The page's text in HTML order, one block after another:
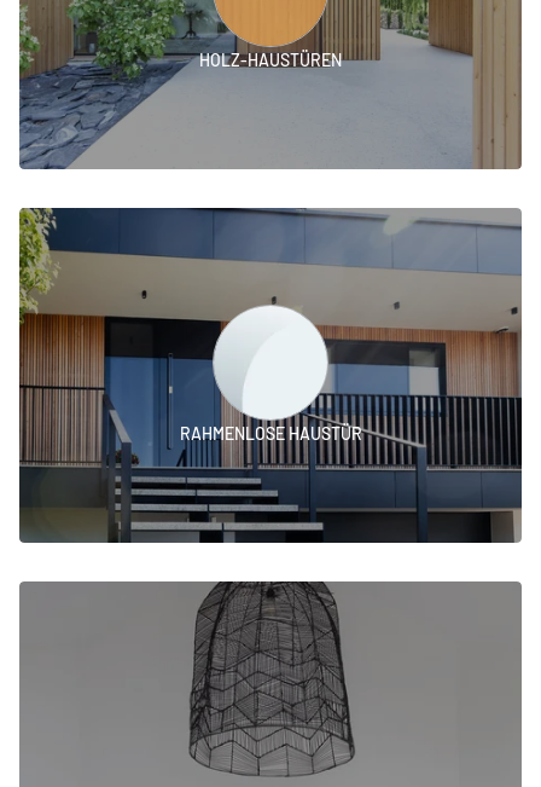
HOLZ-HAUSTÜREN
RAHMENLOSE HAUSTÜR